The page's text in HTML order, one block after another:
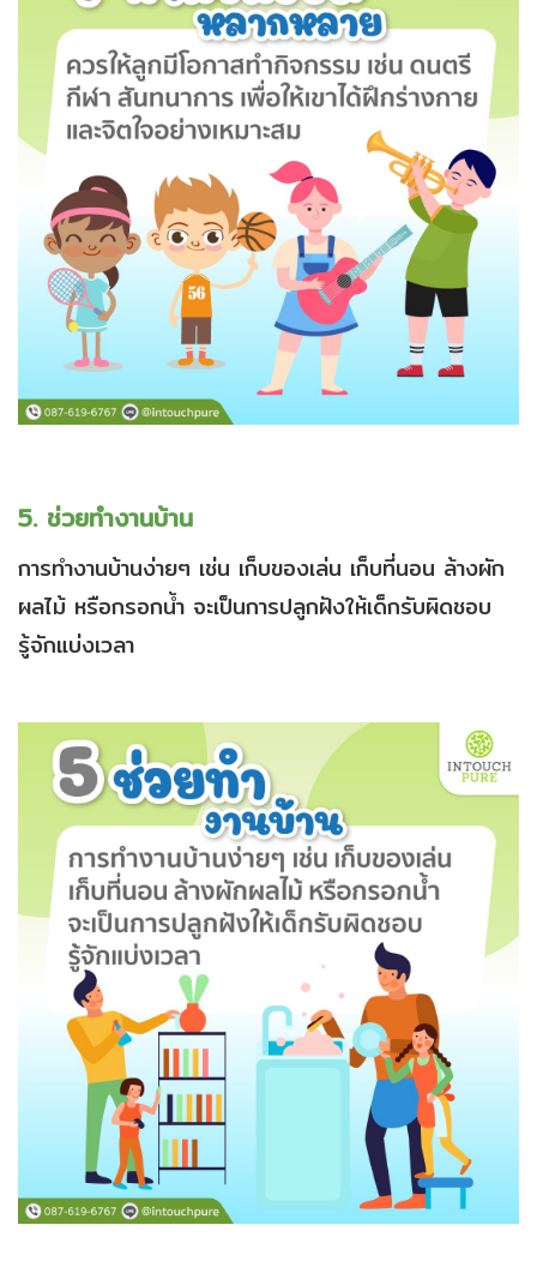
5. ช่วยทำงานบ้าน
การทำงานบ้านง่ายๆ เช่น เก็บของเล่น เก็บที่นอน ล้างผัก
ผลไม้ หรือกรอกน้ำ จะเป็นการปลูกฝังให้เด็กรับผิดชอบ
รู้จักแบ่งเวลา